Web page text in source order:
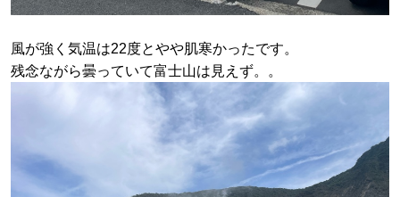
風が強く気温は22度とやや肌寒かったです。
残念ながら曇っていて富士山は見えず。。